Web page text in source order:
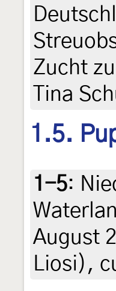
Zucht
Tina
1.5.
1-5:
August
Liosi),